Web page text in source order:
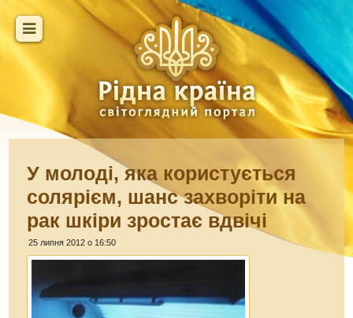
У молоді, яка користується
солярієм, шанс захворіти на
рак шкіри зростає вдвічі
25 липня 2012 о 16:50